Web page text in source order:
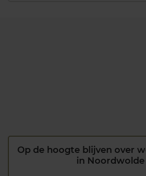
Op de hoogte blijven over
in Noordwolde